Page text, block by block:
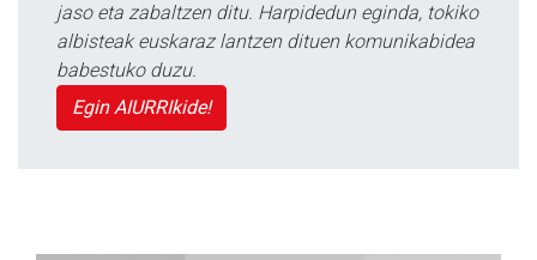
jaso eta zabaltzen ditu. Harpidedun eginda, tokiko
albisteak euskaraz lantzen dituen komunikabidea
babestuko duzu.
Egin AIURRIkide!